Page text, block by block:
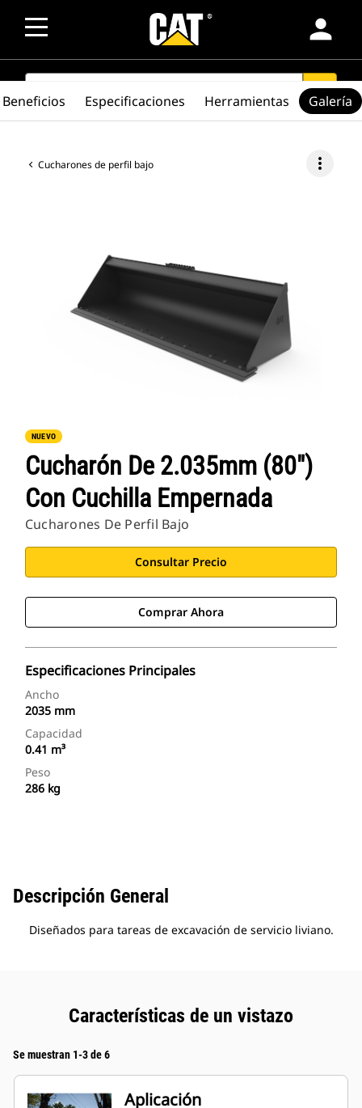
person
SEARCH search
Cucharones de perfil bajo more_vert
NUEVO
Cucharón De 2.035mm (80")
Con Cuchilla Empernada
Cucharones De Perfil Bajo
Consultar Precio
Comprar Ahora
Especificaciones Principales
Ancho
2035 mm
Capacidad
0.41 m³
Peso
286 kg
Beneficios Especificaciones Herramientas Galería
Descripción General
Diseñados para tareas de excavación de servicio liviano.
Características de un vistazo
Se muestran 1-3 de 6
Aplicación